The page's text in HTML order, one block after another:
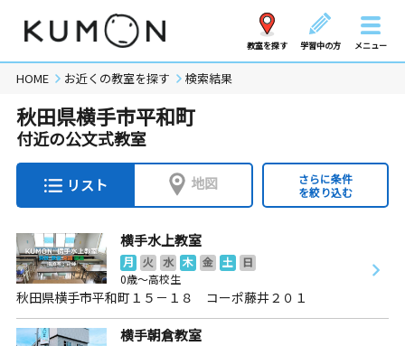
教室を探す 学習中の方 メニュー
HOME お近くの教室を探す 検索結果
秋田県横手市平和町
付近の公文式教室
リスト 地図
さらに条件
を絞り込む
横手水上教室
月 火 水 木 金 土
日
0歳～高校生
秋田県横手市平和町１５－１８ コーポ藤井２０１
横手朝倉教室